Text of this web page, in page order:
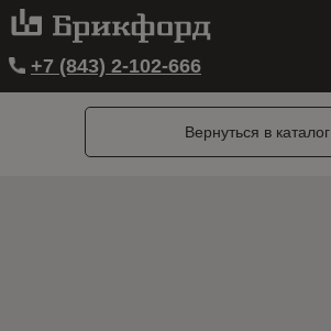
+7 (843) 2-102-666
Вернуться в каталог